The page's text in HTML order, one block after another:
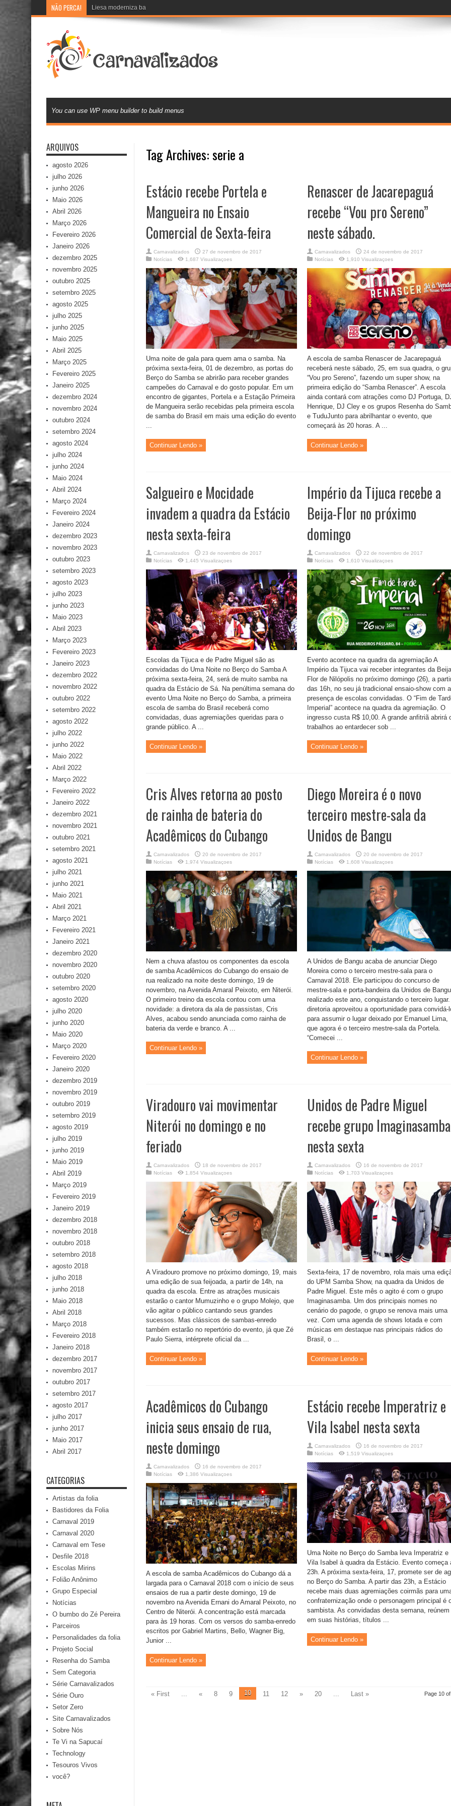
NÃO PERCA! Liesa moderniza banco de currículos e inova na seleção d
You can use WP menu builder to build menus
Tag Archives:serie a
Estácio recebe Portela e
Mangueira no Ensaio
Comercial de Sexta-feira
Carnavalizados
27 de novembro de 2017
Notícias
1,687 Visualizaçoes
Uma noite de gala para quem ama o samba. Na
próxima sexta-feira, 01 de dezembro, as portas do
Berço do Samba se abrirão para receber grandes
campeões do Carnaval e do gosto popular. Em um
encontro de gigantes, Portela e a Estação Primeira
de Mangueira serão recebidas pela primeira escola
de samba do Brasil em mais uma edição do evento
...
Continuar Lendo »
Renascer de Jacarepaguá
recebe “Vou pro Sereno”
neste sábado.
Carnavalizados
24 de novembro de 2017
Notícias
1,910 Visualizaçoes
A escola de samba Renascer de Jacarepaguá
receberá neste sábado, 25, em sua quadra, o
“Vou pro Sereno”, fazendo um super show, na
primeira edição do “Samba Renascer”. A escola
ainda contará com atrações como DJ Portuga,
Henrique, DJ Cley e os grupos Resenha do
e TuduJunto para abrilhantar o evento, que
começará às 20 horas. A ...
Continuar Lendo »
Salgueiro e Mocidade
invadem a quadra da Estácio
nesta sexta-feira
Carnavalizados
23 de novembro de 2017
Notícias
1,445 Visualizaçoes
Escolas da Tijuca e de Padre Miguel são as
convidadas do Uma Noite no Berço do Samba A
próxima sexta-feira, 24, será de muito samba na
quadra da Estácio de Sá. Na penúltima semana do
evento Uma Noite no Berço do Samba, a primeira
escola de samba do Brasil receberá como
convidadas, duas agremiações queridas para o
grande público. A ...
Continuar Lendo »
Império da Tijuca recebe a
Beija-Flor no próximo
domingo
Carnavalizados
22 de novembro de 2017
Notícias
1,610 Visualizaçoes
Evento acontece na quadra da agremiação A
Império da Tijuca vai receber integrantes da
Flor de Nilópolis no próximo domingo (26), a
das 16h, no seu já tradicional ensaio-show com a
presença de escolas convidadas. O “Fim de
Imperial” acontece na quadra da agremiação. O
ingresso custa R$ 10,00. A grande anfitriã abrirá
trabalhos ao entardecer sob ...
Continuar Lendo »
Cris Alves retorna ao posto
de rainha de bateria do
Acadêmicos do Cubango
Carnavalizados
20 de novembro de 2017
Notícias
1,974 Visualizaçoes
Nem a chuva afastou os componentes da escola
de samba Acadêmicos do Cubango do ensaio de
rua realizado na noite deste domingo, 19 de
novembro, na Avenida Amaral Peixoto, em Niterói.
O primeiro treino da escola contou com uma
novidade: a diretora da ala de passistas, Cris
Alves, acabou sendo anunciada como rainha de
bateria da verde e branco. A ...
Continuar Lendo »
Diego Moreira é o novo
terceiro mestre-sala da
Unidos de Bangu
Carnavalizados
20 de novembro de 2017
Notícias
1,608 Visualizaçoes
A Unidos de Bangu acaba de anunciar Diego
Moreira como o terceiro mestre-sala para o
Carnaval 2018. Ele participou do concurso de
mestre-sala e porta-bandeira da Unidos de
realizado este ano, conquistando o terceiro lugar.
diretoria aproveitou a oportunidade para convidá-
para assumir o lugar deixado por Emanuel Lima,
que agora é o terceiro mestre-sala da Portela.
“Comecei ...
Continuar Lendo »
Viradouro vai movimentar
Niterói no domingo e no
feriado
Carnavalizados
18 de novembro de 2017
Notícias
1,854 Visualizaçoes
A Viradouro promove no próximo domingo, 19, mais
uma edição de sua feijoada, a partir de 14h, na
quadra da escola. Entre as atrações musicais
estarão o cantor Mumuzinho e o grupo Molejo, que
vão agitar o público cantando seus grandes
sucessos. Mas clássicos de sambas-enredo
também estarão no repertório do evento, já que Zé
Paulo Sierra, intérprete oficial da ...
Continuar Lendo »
Unidos de Padre Miguel
recebe grupo Imaginasamba
nesta sexta
Carnavalizados
16 de novembro de 2017
Notícias
1,703 Visualizaçoes
Sexta-feira, 17 de novembro, rola mais uma
do UPM Samba Show, na quadra da Unidos de
Padre Miguel. Este mês o agito é com o grupo
Imaginasamba. Um dos principais nomes no
cenário do pagode, o grupo se renova mais uma
vez. Com uma agenda de shows lotada e com
músicas em destaque nas principais rádios do
Brasil, o ...
Continuar Lendo »
Acadêmicos do Cubango
inicia seus ensaio de rua,
neste domingo
Carnavalizados
16 de novembro de 2017
Notícias
1,386 Visualizaçoes
A escola de samba Acadêmicos do Cubango dá a
largada para o Carnaval 2018 com o início de seus
ensaios de rua a partir deste domingo, 19 de
novembro na Avenida Ernani do Amaral Peixoto, no
Centro de Niterói. A concentração está marcada
para às 19 horas. Com os versos do samba-enredo
escritos por Gabriel Martins, Bello, Wagner Big,
Junior ...
Continuar Lendo »
Estácio recebe Imperatriz e
Vila Isabel nesta sexta
Carnavalizados
16 de novembro de 2017
Notícias
1,519 Visualizaçoes
Uma Noite no Berço do Samba leva Imperatriz e
Vila Isabel à quadra da Estácio. Evento começa
23h. A próxima sexta-feira, 17, promete ser de
no Berço do Samba. A partir das 23h, a Estácio
recebe mais duas agremiações coirmãs para
confraternização onde o personagem principal é
sambista. As convidadas desta semana, reúnem
em suas histórias, títulos ...
Continuar Lendo »
Page 10
« First ... « 8 9 10 11 12 » 20 ... Last »
ARQUIVOS
agosto 2026
julho 2026
junho 2026
Maio 2026
Abril 2026
Março 2026
Fevereiro 2026
Janeiro 2026
dezembro 2025
novembro 2025
outubro 2025
setembro 2025
agosto 2025
julho 2025
junho 2025
Maio 2025
Abril 2025
Março 2025
Fevereiro 2025
Janeiro 2025
dezembro 2024
novembro 2024
outubro 2024
setembro 2024
agosto 2024
julho 2024
junho 2024
Maio 2024
Abril 2024
Março 2024
Fevereiro 2024
Janeiro 2024
dezembro 2023
novembro 2023
outubro 2023
setembro 2023
agosto 2023
julho 2023
junho 2023
Maio 2023
Abril 2023
Março 2023
Fevereiro 2023
Janeiro 2023
dezembro 2022
novembro 2022
outubro 2022
setembro 2022
agosto 2022
julho 2022
junho 2022
Maio 2022
Abril 2022
Março 2022
Fevereiro 2022
Janeiro 2022
dezembro 2021
novembro 2021
outubro 2021
setembro 2021
agosto 2021
julho 2021
junho 2021
Maio 2021
Abril 2021
Março 2021
Fevereiro 2021
Janeiro 2021
dezembro 2020
novembro 2020
outubro 2020
setembro 2020
agosto 2020
julho 2020
junho 2020
Maio 2020
Março 2020
Fevereiro 2020
Janeiro 2020
dezembro 2019
novembro 2019
outubro 2019
setembro 2019
agosto 2019
julho 2019
junho 2019
Maio 2019
Abril 2019
Março 2019
Fevereiro 2019
Janeiro 2019
dezembro 2018
novembro 2018
outubro 2018
setembro 2018
agosto 2018
julho 2018
junho 2018
Maio 2018
Abril 2018
Março 2018
Fevereiro 2018
Janeiro 2018
dezembro 2017
novembro 2017
outubro 2017
setembro 2017
agosto 2017
julho 2017
junho 2017
Maio 2017
Abril 2017
CATEGORIAS
Artistas da folia
Bastidores da Folia
Carnaval 2019
Carnaval 2020
Carnaval em Tese
Desfile 2018
Escolas Mirins
Folião Anônimo
Grupo Especial
Notícias
O bumbo do Zé Pereira
Parceiros
Personalidades da folia
Projeto Social
Resenha do Samba
Sem Categoria
Série Carnavalizados
Série Ouro
Setor Zero
Site Carnavalizados
Sobre Nós
Te Vi na Sapucaí
Technology
Tesouros Vivos
você?